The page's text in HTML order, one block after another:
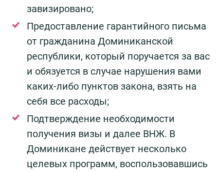
завизировано;
Предоставление гарантийного письма
от гражданина Доминиканской
республики, который поручается за вас
и обязуется в случае нарушения вами
каких-либо пунктов закона, взять на
себя все расходы;
Подтверждение необходимости
получения визы и далее ВНЖ. В
Доминикане действует несколько
целевых программ, воспользовавшись